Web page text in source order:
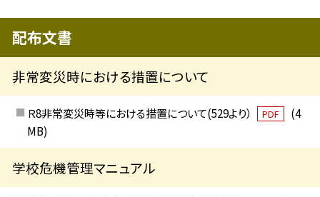
配布文書
非常変災時における措置について
Ｒ8非常変災時等における措置について(529より） PDF
(4
MB)
学校危機管理マニュアル